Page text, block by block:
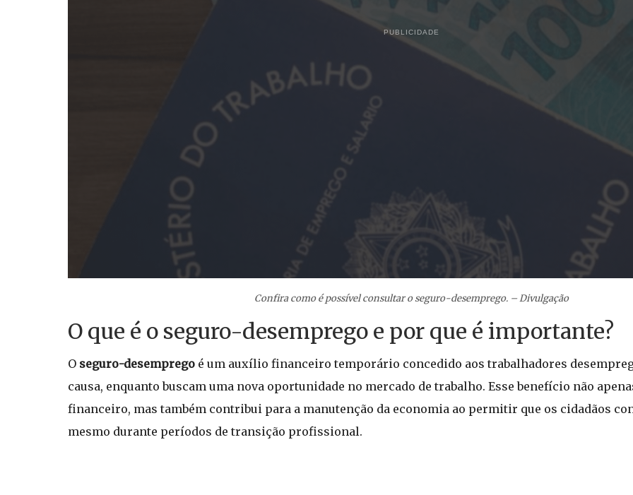
PUBLICIDADE
Confira como é possível consultar o seguro-desemprego. – Divulgação
O que é o seguro-desemprego e por que é importante?
O seguro-desemprego é um auxílio financeiro temporário concedido aos trabalhadores
causa, enquanto buscam uma nova oportunidade no mercado de trabalho. Esse benefício não
financeiro, mas também contribui para a manutenção da economia ao permitir que os cidadãos
mesmo durante períodos de transição profissional.